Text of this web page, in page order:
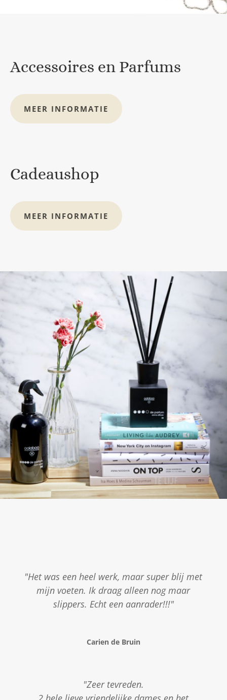
Accessoires en Parfums
MEER INFORMATIE
Cadeaushop
MEER INFORMATIE
"Het was een heel werk, maar super blij met
mijn voeten. Ik draag alleen nog maar
slippers. Echt een aanrader!!!"
Carien de Bruin
"Zeer tevreden.